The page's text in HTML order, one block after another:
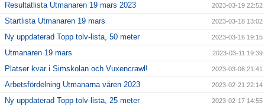
Resultatlista Utmanaren 19 mars 2023 2023-03-19 22:52
Startlista Utmanaren 19 mars 2023-03-18 13:02
Ny uppdaterad Topp tolv-lista, 50 meter 2023-03-16 19:15
Utmanaren 19 mars 2023-03-11 19:39
Platser kvar i Simskolan och Vuxencrawl! 2023-03-06 21:41
Arbetsfördelning Utmanarna våren 2023 2023-02-21 22:14
Ny uppdaterad Topp tolv-lista, 25 meter 2023-02-17 14:55